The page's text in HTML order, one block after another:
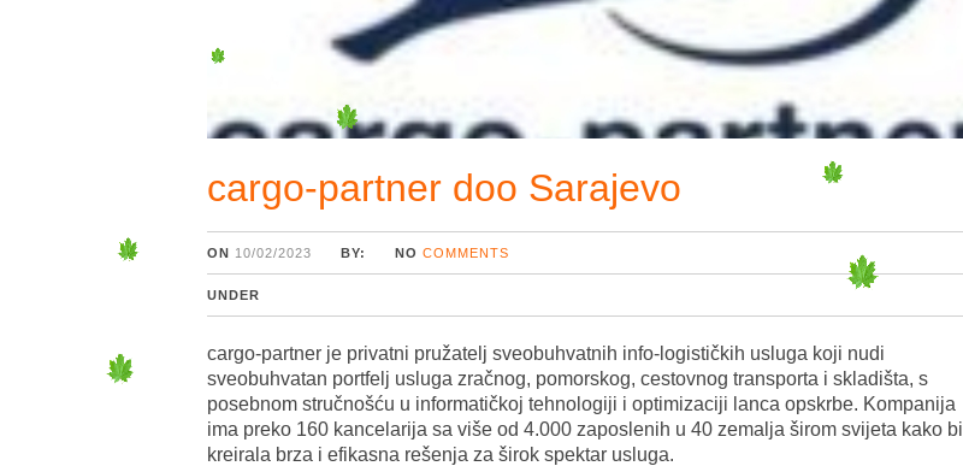
cargo-partner doo Sarajevo
ON 10/02/2023 BY: NO COMMENTS
UNDER
cargo-partner je privatni pružatelj sveobuhvatnih info-logističkih usluga koji nudi
sveobuhvatan portfelj usluga zračnog, pomorskog, cestovnog transporta i skladišta, s
posebnom stručnošću u informatičkoj tehnologiji i optimizaciji lanca opskrbe. Kompanija
ima preko 160 kancelarija sa više od 4.000 zaposlenih u 40 zemalja širom svijeta kako bi
kreirala brza i efikasna rešenja za širok spektar usluga.